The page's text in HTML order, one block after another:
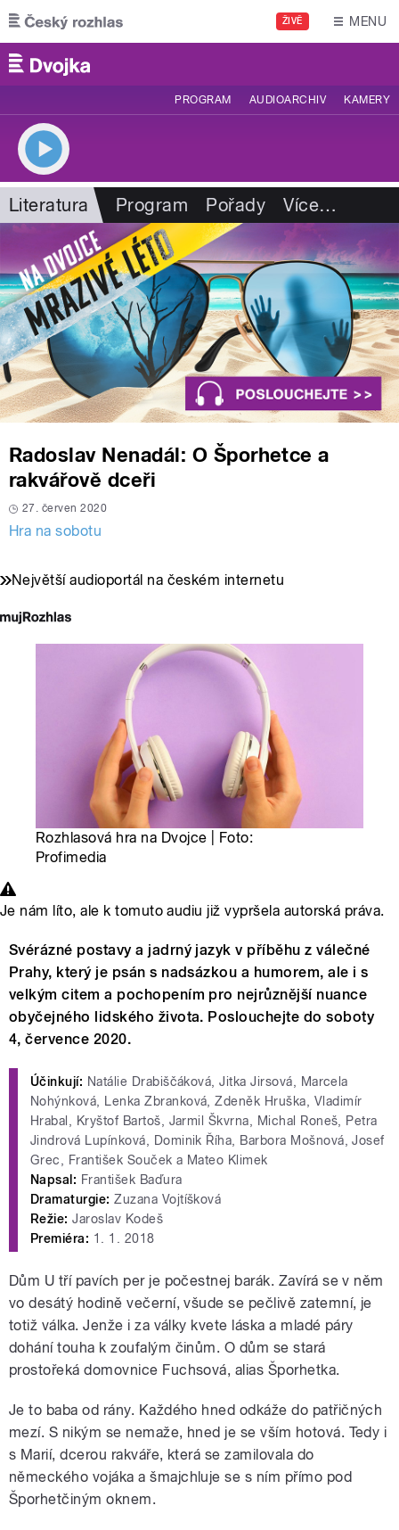
Přejít k hlavnímu obsahu
ŽIVĚ MENU
PROGRAM AUDIOARCHIV KAMERY
Literatura Program Pořady Více…
Radoslav Nenadál: O Šporhetce a
rakvářově dceři
27. červen 2020
Hra na sobotu
Největší audioportál na českém internetu
Rozhlasová hra na Dvojce | Foto:
Profimedia
Je nám líto, ale k tomuto audiu již vypršela autorská práva.
Svérázné postavy a jadrný jazyk v příběhu z válečné
Prahy, který je psán s nadsázkou a humorem, ale i s
velkým citem a pochopením pro nejrůznější nuance
obyčejného lidského života. Poslouchejte do soboty
4, července 2020.
Účinkují: Natálie Drabiščáková, Jitka Jirsová, Marcela
Nohýnková, Lenka Zbranková, Zdeněk Hruška, Vladimír
Hrabal, Kryštof Bartoš, Jarmil Škvrna, Michal Roneš, Petra
Jindrová Lupínková, Dominik Říha, Barbora Mošnová, Josef
Grec, František Souček a Mateo Klimek
Napsal: František Baďura
Dramaturgie: Zuzana Vojtíšková
Režie: Jaroslav Kodeš
Premiéra: 1. 1. 2018
Dům U tří pavích per je počestnej barák. Zavírá se v něm
vo desátý hodině večerní, všude se pečlivě zatemní, je
totiž válka. Jenže i za války kvete láska a mladé páry
dohání touha k zoufalým činům. O dům se stará
prostořeká domovnice Fuchsová, alias Šporhetka.
Je to baba od rány. Každého hned odkáže do patřičných
mezí. S nikým se nemaže, hned je se vším hotová. Tedy i
s Marií, dcerou rakváře, která se zamilovala do
německého vojáka a šmajchluje se s ním přímo pod
Šporhetčiným oknem.